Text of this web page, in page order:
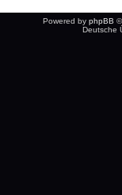
Powered by phpBB
Deutsche